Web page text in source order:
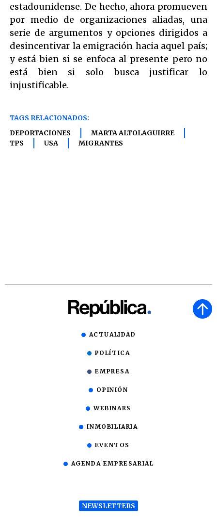
estadounidense. De hecho, ahora promueven
por medio de organizaciones aliadas, una
serie de argumentos y opciones dirigidos a
desincentivar la emigración hacia aquel país;
y está bien si se enfoca al presente pero no
está bien si solo busca justificar lo
injustificable.
TAGS RELACIONADOS:
DEPORTACIONES
MARTA ALTOLAGUIRRE
TPS
USA MIGRANTES
ACTUALIDAD
POLÍTICA
EMPRESA
OPINIÓN
WEBINARS
INMOBILIARIA
EVENTOS
AGENDA EMPRESARIAL
NEWSLETTERS